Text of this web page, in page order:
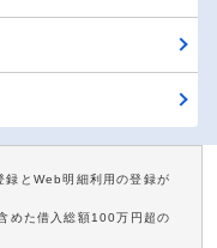
録とWeb明細利用の登録が
めた借入総額100万円超の